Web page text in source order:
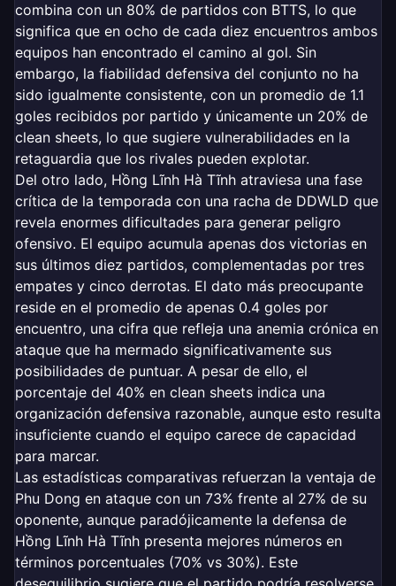
combina con un 80% de partidos con BTTS, lo que
significa que en ocho de cada diez encuentros ambos
equipos han encontrado el camino al gol. Sin
embargo, la fiabilidad defensiva del conjunto no ha
sido igualmente consistente, con un promedio de 1.1
goles recibidos por partido y únicamente un 20% de
clean sheets, lo que sugiere vulnerabilidades en la
retaguardia que los rivales pueden explotar.
Del otro lado, Hồng Lĩnh Hà Tĩnh atraviesa una fase
crítica de la temporada con una racha de DDWLD que
revela enormes dificultades para generar peligro
ofensivo. El equipo acumula apenas dos victorias en
sus últimos diez partidos, complementadas por tres
empates y cinco derrotas. El dato más preocupante
reside en el promedio de apenas 0.4 goles por
encuentro, una cifra que refleja una anemia crónica en
ataque que ha mermado significativamente sus
posibilidades de puntuar. A pesar de ello, el
porcentaje del 40% en clean sheets indica una
organización defensiva razonable, aunque esto resulta
insuficiente cuando el equipo carece de capacidad
para marcar.
Las estadísticas comparativas refuerzan la ventaja de
Phu Dong en ataque con un 73% frente al 27% de su
oponente, aunque paradójicamente la defensa de
Hồng Lĩnh Hà Tĩnh presenta mejores números en
términos porcentuales (70% vs 30%). Este